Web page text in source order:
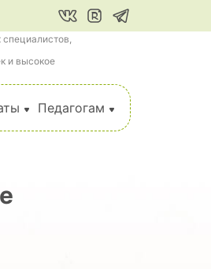
специалистов,
и высокое
Педагогам